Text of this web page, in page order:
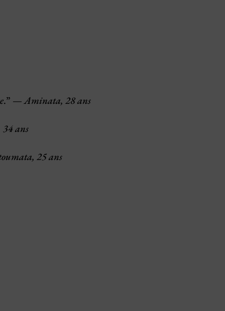
.” —Aminata, 28 ans
ans
25 ans